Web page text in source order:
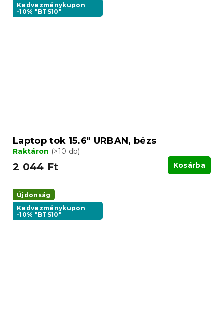
Kedvezménykupon
-10% "BTS10"
Laptop tok 15.6" URBAN, bézs
Raktáron (>10 db)
2 044 Ft Kosárba
Újdonság
Kedvezménykupon
-10% "BTS10"